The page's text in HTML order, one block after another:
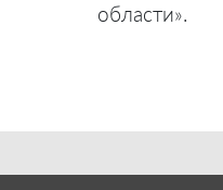
области».